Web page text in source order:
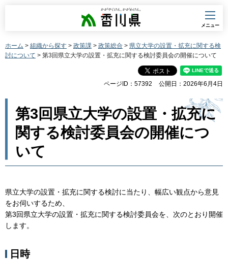
香川県
メニュー
ホーム > 組織から探す > 政策課 > 政策総合 > 県立大学の設置・拡充に関する検
討について > 第3回県立大学の設置・拡充に関する検討委員会の開催について
ページID：57392 公開日：2026年6月4日
第3回県立大学の設置・拡充に
関する検討委員会の開催につ
いて
県立大学の設置・拡充に関する検討に当たり、幅広い観点から意見
をお伺いするため、
第3回県立大学の設置・拡充に関する検討委員会を、次のとおり開催
します。
日時